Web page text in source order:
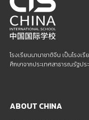
โรงเรียนนานาชาติจีน เป็นโรงเ
ศึกษาจากประเทศสาธารณรัฐป
ABOUT CHINA